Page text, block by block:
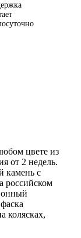
цвете из
от 2 недель.
камень с
российском
колясках,